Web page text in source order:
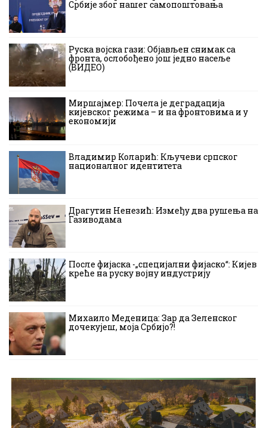
Србије због нашег самопоштовања
Руска војска гази: Објављен снимак са
фронта, ослобођено још једно насеље
(ВИДЕО)
Миршајмер: Почела је деградација
кијевског режима – и на фронтовима и у
економији
Владимир Коларић: Кључеви српског
националног идентитета
Драгутин Ненезић: Између два рушења на
Газиводама
После фијаска -„специјални фијаско“: Кијев
креће на руску војну индустрију
Михаило Меденица: Зар да Зеленског
дочекујеш, моја Србијо?!